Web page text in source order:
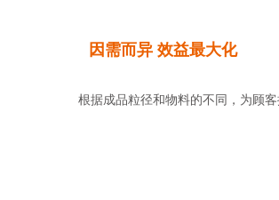
因需而异 效益最大化
根据成品粒径和物料的不同，为顾客提